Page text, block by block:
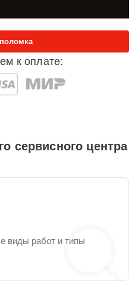
к оплате:
сервисного центра
виды работ и типы